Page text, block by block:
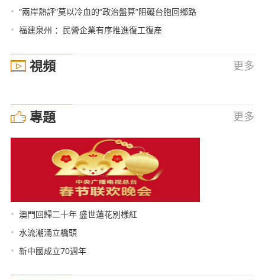
• “兩岸熱評”莫以冷血的“政治盤算”阻礙台胞回鄉路
• 福建泉州 ：民營企業有序推進復工復産
視頻 更多
專題 更多
• 澳門回歸二十年 盛世蓮花別樣紅
• 水流潮涌立橋頭
• 新中國成立70週年